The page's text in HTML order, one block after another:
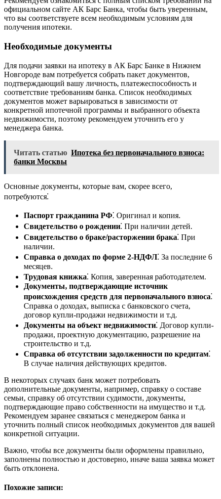
официальном сайте АК Барс Банка, чтобы быть уверенным,
что вы соответствуете всем необходимым условиям для
получения ипотеки.
Необходимые документы
Для подачи заявки на ипотеку в АК Барс Банке в Нижнем
Новгороде вам потребуется собрать пакет документов,
подтверждающий вашу личность, платежеспособность и
соответствие требованиям банка. Список необходимых
документов может варьироваться в зависимости от
конкретной ипотечной программы и выбранного объекта
недвижимости, поэтому рекомендуем уточнить его у
менеджера банка.
Читать статью Ипотека без первоначального взноса:
банки Москвы
Основные документы, которые вам, скорее всего,
потребуются⁚
Паспорт гражданина РФ⁚ Оригинал и копия.
Свидетельство о рождении⁚ При наличии детей.
Свидетельство о браке/расторжении брака⁚ При
наличии.
Справка о доходах по форме 2-НДФЛ⁚ За последние 6
месяцев.
Трудовая книжка⁚ Копия, заверенная работодателем.
Документы, подтверждающие источник
происхождения средств для первоначального взноса⁚
Справка о доходах, выписка с банковского счета,
договор купли-продажи недвижимости и т.д.
Документы на объект недвижимости⁚ Договор купли-
продажи, проектную документацию, разрешение на
строительство и т.д.
Справка об отсутствии задолженности по кредитам⁚
В случае наличия действующих кредитов.
В некоторых случаях банк может потребовать
дополнительные документы, например, справку о составе
семьи, справку об отсутствии судимости, документы,
подтверждающие право собственности на имущество и т.д.
Рекомендуем заранее связаться с менеджером банка и
уточнить полный список необходимых документов для вашей
конкретной ситуации.
Важно, чтобы все документы были оформлены правильно,
заполнены полностью и достоверно, иначе ваша заявка может
быть отклонена.
Похожие записи: